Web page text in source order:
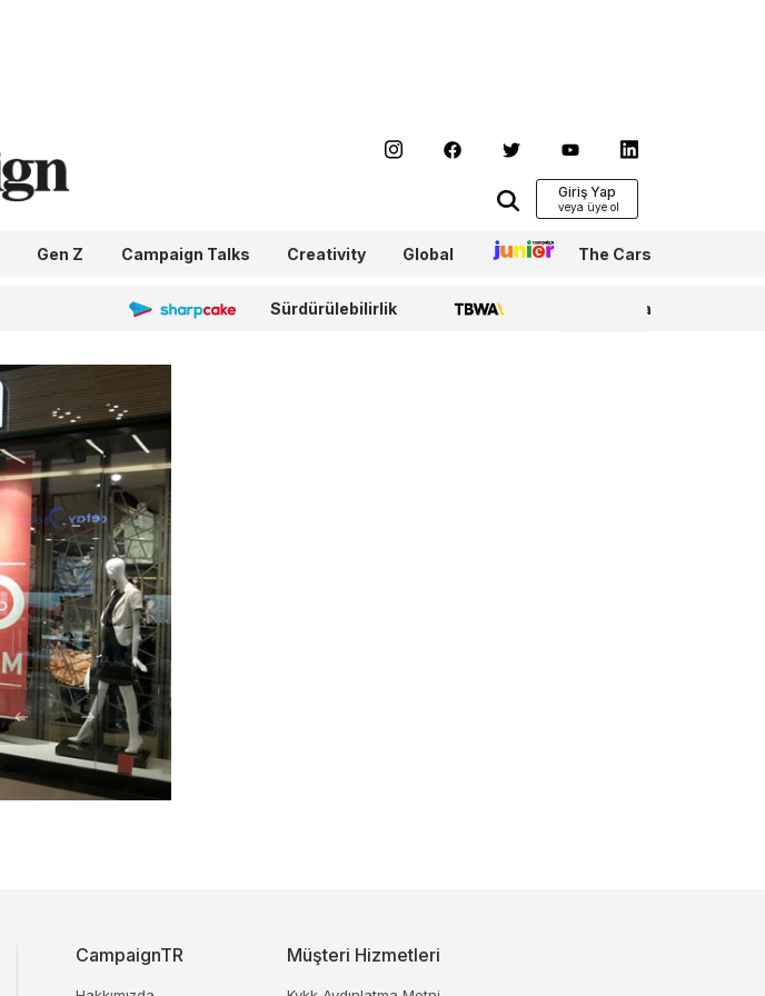
Giriş Yap
Gen Z Campaign Talks Creativity Global Junior The Cars
Sharpcake Sürdürülebilirlik TBWA WPP Media
CampaignTR Müşteri Hizmetleri